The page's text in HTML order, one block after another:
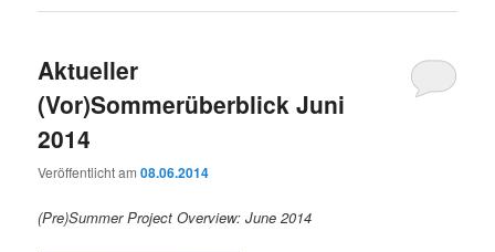
Aktueller
(Vor)Sommerüberblick Juni
2014
Veröffentlicht am08.06.2014
(Pre)Summer Project Overview: June 2014